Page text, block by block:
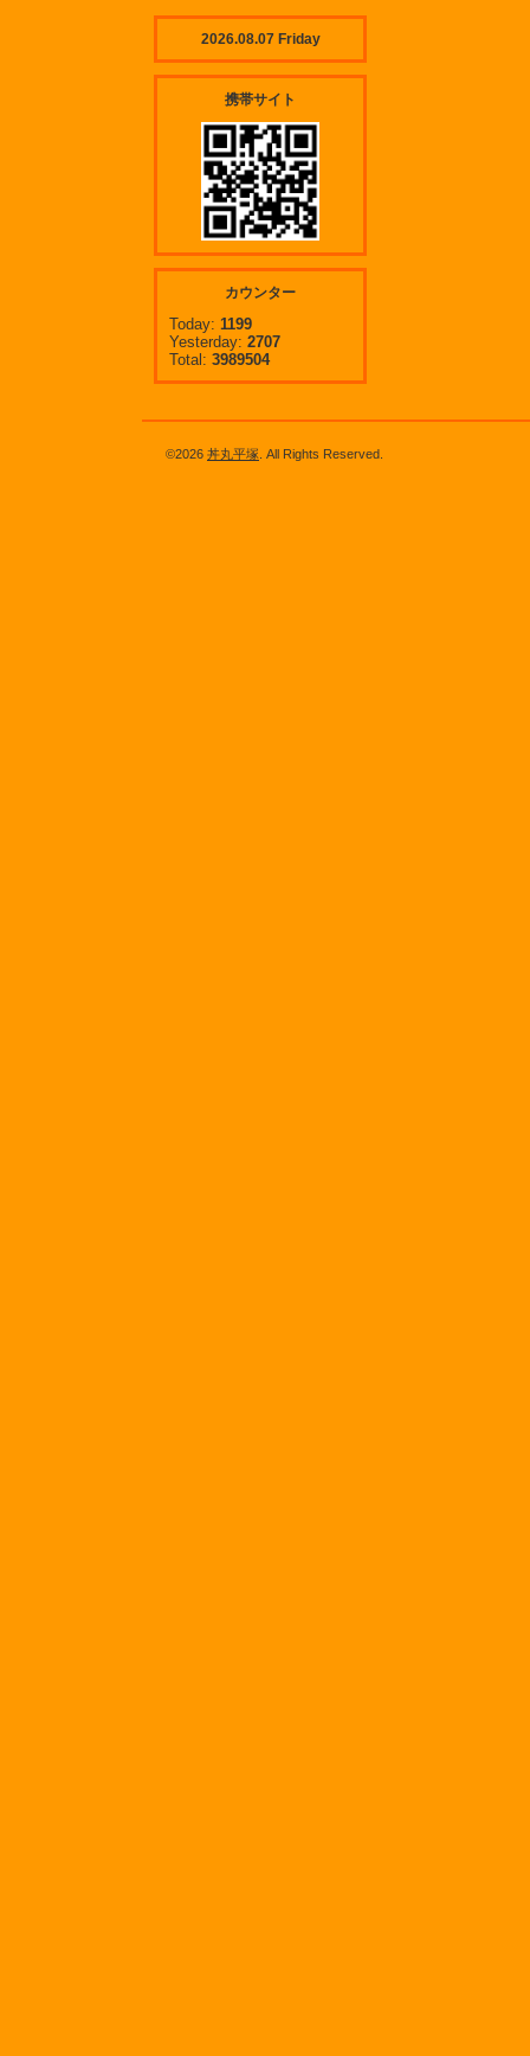
2026.08.07 Friday
携帯サイト
カウンター
Today: 1199
Yesterday: 2707
Total: 3989504
©2026 丼丸平塚 . All Rights Reserved.